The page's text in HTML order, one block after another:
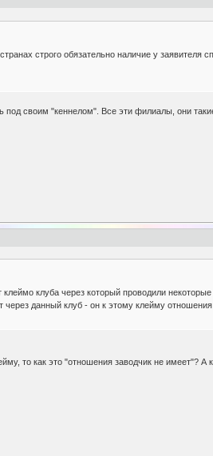
строго обязательно наличие у заявителя
под своим "кеннелом". Все эти филиалы, они
клуба через который проводили
данный клуб - он к этому клейму
то как это "отношения заводчик не имеет"? А